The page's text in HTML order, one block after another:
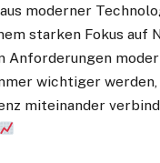
moderner
starken Fokus
Anforderungen
wichtiger
miteinander